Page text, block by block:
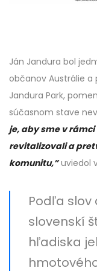
Ján Jandura bol
občanov Austrálie a
Jandura Park,
súčasnom stave
je, aby sme v
revitalizovali a
komunitu,”uviedol
Podľa slov
slovenskí
hľadiska